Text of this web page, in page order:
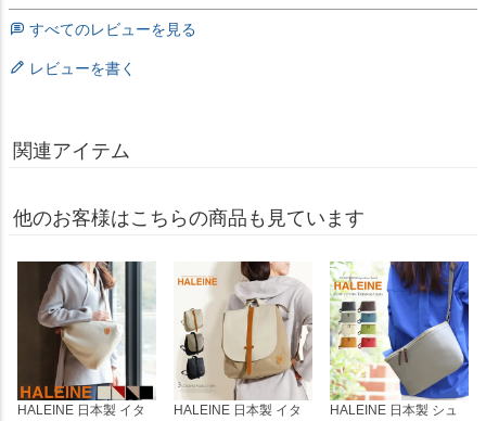
すべてのレビューを見る
レビューを書く
関連アイテム
他のお客様はこちらの商品も見ています
HALEINE 日本製 イタ
HALEINE 日本製 イタ
HALEINE 日本製 シュ